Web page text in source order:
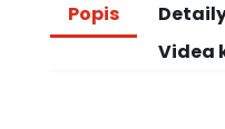
Popis
Videa